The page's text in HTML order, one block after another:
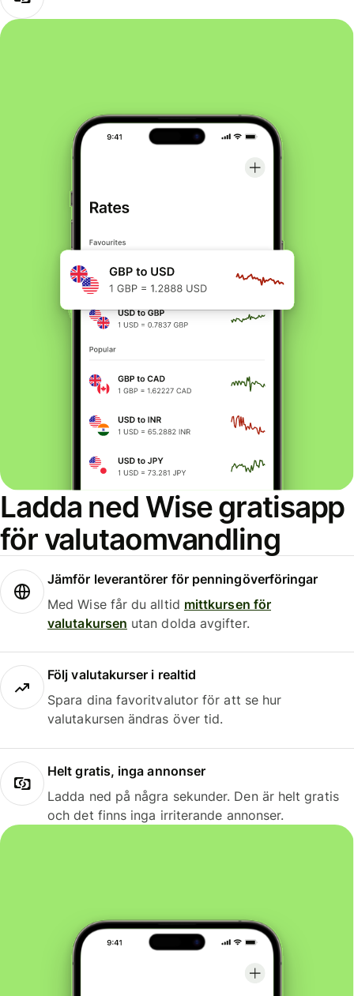
Ladda ned Wise gratisapp
för valutaomvandling
Jämför leverantörer för penningöverföringar
Med Wise får du alltid mittkursen för
valutakursen utan dolda avgifter.
Följ valutakurser i realtid
Spara dina favoritvalutor för att se hur
valutakursen ändras över tid.
Helt gratis, inga annonser
Ladda ned på några sekunder. Den är helt gratis
och det finns inga irriterande annonser.